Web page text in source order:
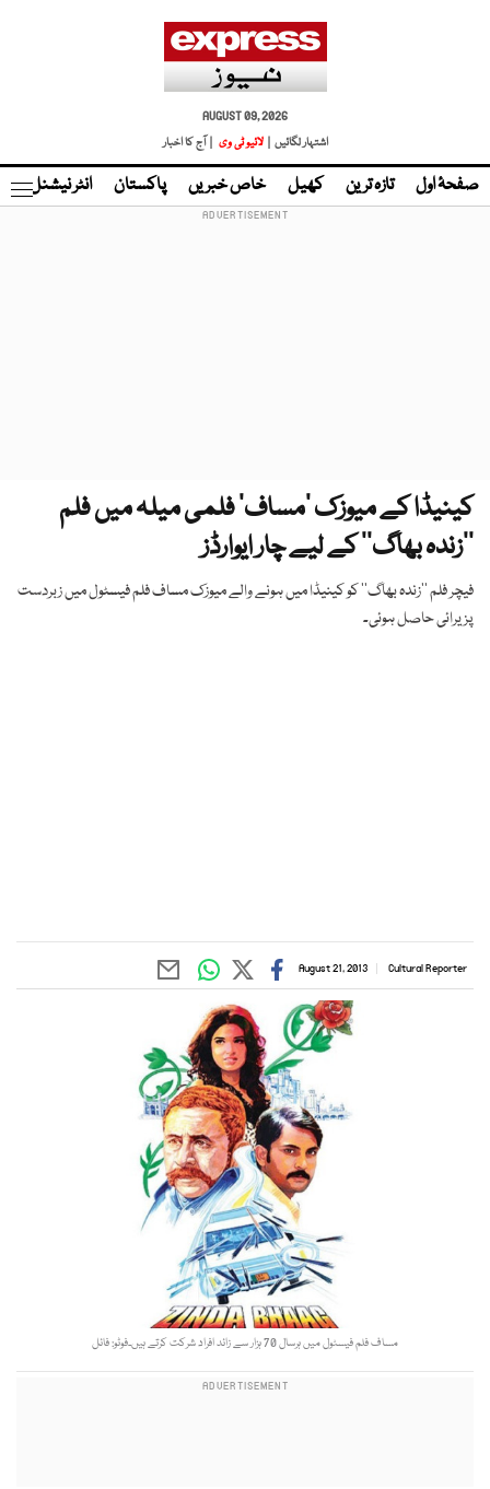
AUGUST 09, 2026
اشتہار لگائیں |
لائیو ٹی وی | آج کا اخبار
صفحۂ اول تازہ ترین کھیل خاص خبریں پاکستان انٹر نیشنل
کینیڈا کے میوزک ’مساف‘ فلمی میلہ میں فلم
’’زندہ بھاگ‘‘ کے لیے چار ایوارڈز
فیچر فلم ’’زندہ بھاگ‘‘ کو کینیڈا میں ہونے والے میوزک مساف فلم فیسٹول میں زبردست
پزیرائی حاصل ہوئی۔
Cultural Reporter
August 21, 2013
مساف فلم فیسٹول میں ہرسال 70 ہزار سے زائد افراد شرکت کرتے ہیں۔فوٹو: فائل